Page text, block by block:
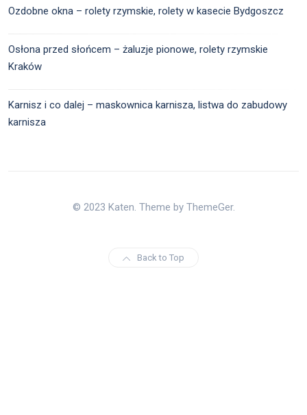
Ozdobne okna – rolety rzymskie, rolety w kasecie Bydgoszcz
Osłona przed słońcem – żaluzje pionowe, rolety rzymskie
Kraków
Karnisz i co dalej – maskownica karnisza, listwa do zabudowy
karnisza
© 2023 Katen. Theme by ThemeGer.
Back to Top